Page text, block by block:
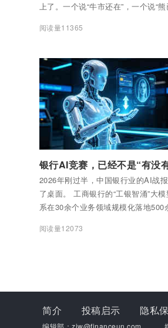
上了。一个说“牛市还在”，一个说“
场面一度挺尴尬。
阅读量11365
2026年刚过半，中国银行业的AI战
了桌面。 工商银行的“工银智涌”大
系在30余个业务领域规模化落地500
银行推行“AI First”理念，2025年全年
阅读量12073
简介 投稿启示 隐私
编辑部：zjw@financeun.com